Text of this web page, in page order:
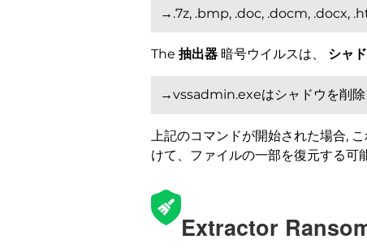
→.7z, .bmp, .doc, .docm, .docx,
The 抽出器 暗号ウイルスは、 シャ
→vssadmin.exeはシャドウを削
上記のコマンドが開始された場合,
けて、ファイルの一部を復元する可
Extractor